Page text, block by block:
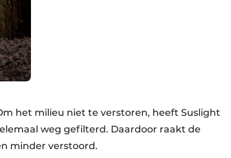
het milieu niet te verstoren, heeft Suslight
weg gefilterd. Daardoor raakt de
minder verstoord.